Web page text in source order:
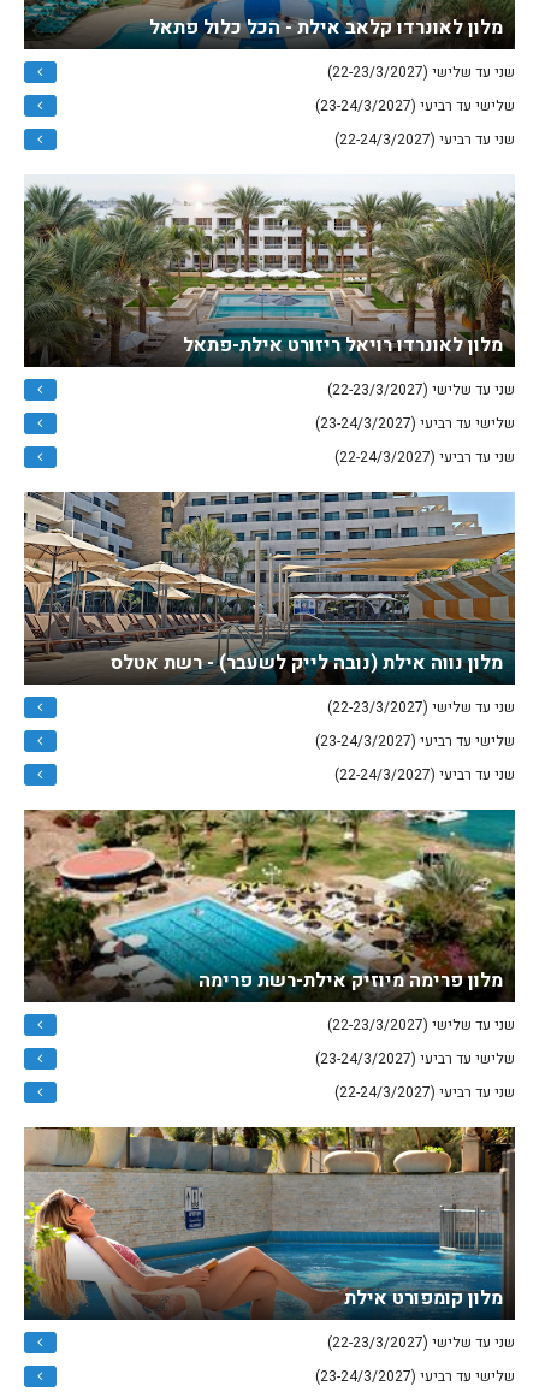
מלון לאונרדו קלאב אילת - הכל כלול פתאל
שני עד שלישי (22-23/3/2027)
שלישי עד רביעי (23-24/3/2027)
שני עד רביעי (22-24/3/2027)
מלון לאונרדו רויאל ריזורט אילת-פתאל
שני עד שלישי (22-23/3/2027)
שלישי עד רביעי (23-24/3/2027)
שני עד רביעי (22-24/3/2027)
מלון נווה אילת (נובה לייק לשעבר) - רשת אטלס
שני עד שלישי (22-23/3/2027)
שלישי עד רביעי (23-24/3/2027)
שני עד רביעי (22-24/3/2027)
מלון פרימה מיוזיק אילת-רשת פרימה
שני עד שלישי (22-23/3/2027)
שלישי עד רביעי (23-24/3/2027)
שני עד רביעי (22-24/3/2027)
מלון קומפורט אילת
שני עד שלישי (22-23/3/2027)
שלישי עד רביעי (23-24/3/2027)